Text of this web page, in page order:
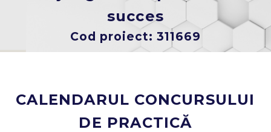
succes
Cod proiect: 311669
CALENDARUL CONCURSULUI
DE PRACTICĂ